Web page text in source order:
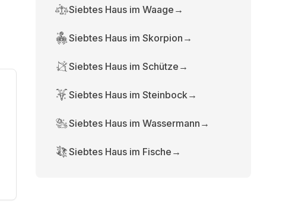
Siebtes Haus im Waage →
Siebtes Haus im Skorpion →
Siebtes Haus im Schütze →
Siebtes Haus im Steinbock→
Siebtes Haus im Wassermann →
Siebtes Haus im Fische →